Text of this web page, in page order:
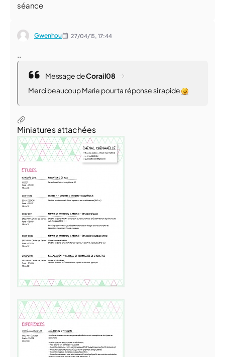
séance
Gwenhou 27/04/15,17:44
..
Message deCorail08
Merci beaucoup Marie pour ta réponse si rapide
Miniatures attachées